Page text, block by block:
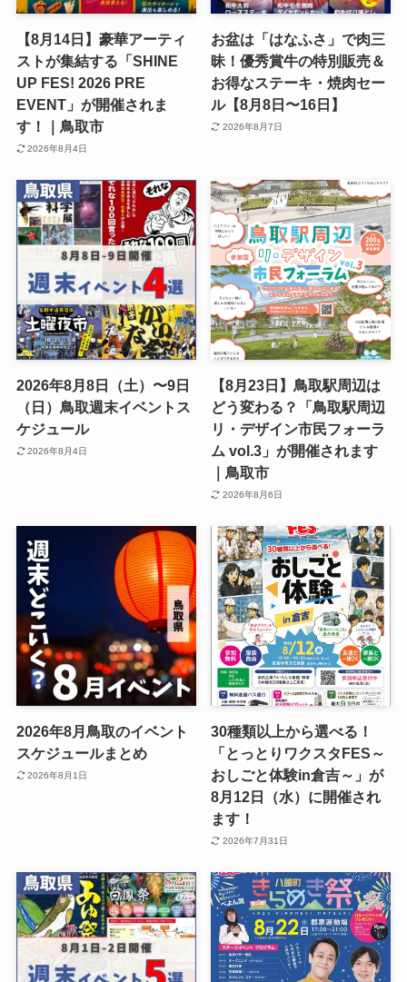
【8月14日】豪華アーティ
ストが集結する「SHINE
UP FES! 2026 PRE
EVENT」が開催されま
す！｜鳥取市
2026年8月4日
お盆は「はなふさ」で肉三
昧！優秀賞牛の特別販売＆
お得なステーキ・焼肉セー
ル【8月8日〜16日】
2026年8月7日
2026年8月8日（土）〜9日
（日）鳥取週末イベントス
ケジュール
2026年8月4日
【8月23日】鳥取駅周辺は
どう変わる？「鳥取駅周辺
リ・デザイン市民フォーラ
ム vol.3」が開催されます
｜鳥取市
2026年8月6日
2026年8月鳥取のイベント
スケジュールまとめ
2026年8月1日
30種類以上から選べる！
「とっとりワクスタFES～
おしごと体験in倉吉～」が
8月12日（水）に開催され
ます！
2026年7月31日